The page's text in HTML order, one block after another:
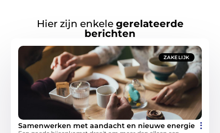
Hier zijn enkele gerelateerde
berichten
ZAKELIJK
Samenwerken met aandacht en nieuwe energie